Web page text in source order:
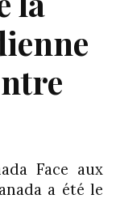
Face aux
a été le